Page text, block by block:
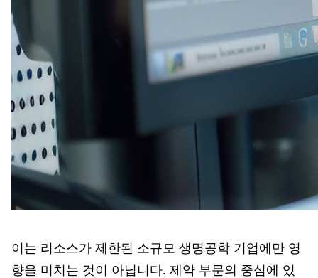
이는 리소스가 제한된 소규모 생명공학 기업에만 영
향을 미치는 것이 아닙니다. 제약 부문의 중심에 있